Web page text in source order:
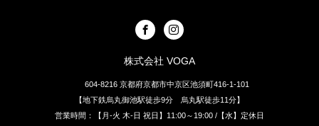
株式会社 VOGA
604-8216 京都府京都市中京区池須町416-1-101
【地下鉄烏丸御池駅徒歩9分 烏丸駅徒歩11分】
営業時間：【月-火 木-日 祝日】11:00～19:00 /【水】定休日